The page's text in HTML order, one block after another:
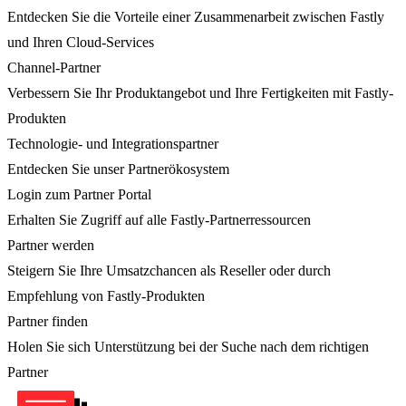
Entdecken Sie die Vorteile einer Zusammenarbeit zwischen Fastly
und Ihren Cloud-Services
Channel-Partner
Verbessern Sie Ihr Produktangebot und Ihre Fertigkeiten mit Fastly-
Produkten
Technologie- und Integrationspartner
Entdecken Sie unser Partnerökosystem
Login zum Partner Portal
Erhalten Sie Zugriff auf alle Fastly-Partnerressourcen
Partner werden
Steigern Sie Ihre Umsatzchancen als Reseller oder durch
Empfehlung von Fastly-Produkten
Partner finden
Holen Sie sich Unterstützung bei der Suche nach dem richtigen
Partner